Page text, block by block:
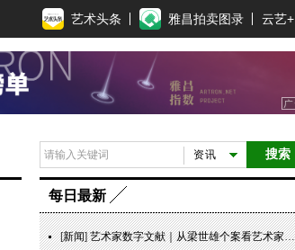
艺术头条 雅昌拍卖图录 云艺+
搜索
资讯
每日最新
[新闻]艺术家数字文献｜从梁世雄个案看艺术家艺术数字文献的重要性和紧迫性